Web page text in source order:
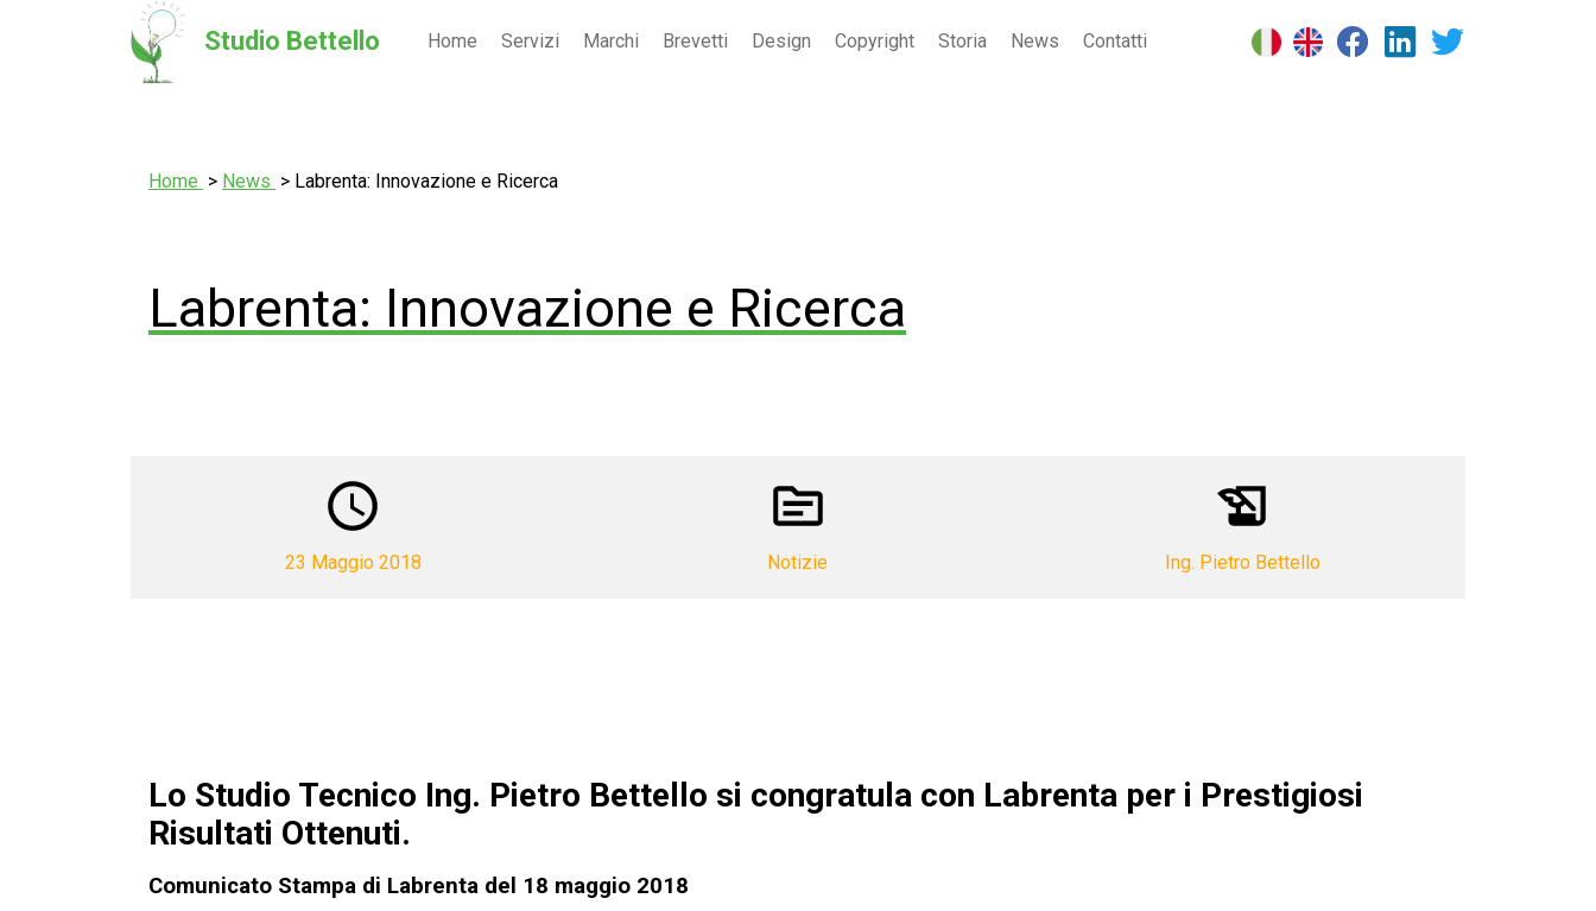
Studio Bettello Home Servizi Marchi Brevetti Design Copyright Storia News Contatti
Home News Labrenta: Innovazione e Ricerca
Labrenta: Innovazione e Ricerca
23 Maggio 2018 Notizie Ing. Pietro Bettello
Lo Studio Tecnico Ing. Pietro Bettello si congratula con Labrenta per i Prestigiosi
Risultati Ottenuti.
Comunicato Stampa di Labrenta del 18 maggio 2018